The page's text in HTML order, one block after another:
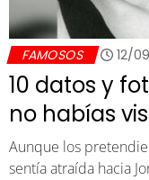
FAMOSOS 12/
10 datos y
no habías
Aunque los
sentía atraída hacia